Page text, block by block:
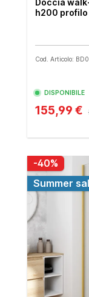
h200 profilo
Cod. Articolo:
DISPONIBILE
155,99 €
-40%
Summer